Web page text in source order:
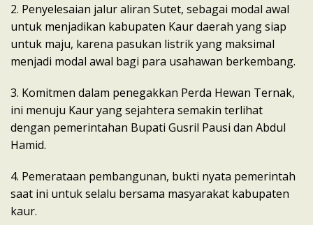
2. Penyelesaian jalur aliran Sutet, sebagai modal awal
untuk menjadikan kabupaten Kaur daerah yang siap
untuk maju, karena pasukan listrik yang maksimal
menjadi modal awal bagi para usahawan berkembang.
3. Komitmen dalam penegakkan Perda Hewan Ternak,
ini menuju Kaur yang sejahtera semakin terlihat
dengan pemerintahan Bupati Gusril Pausi dan Abdul
Hamid.
4. Pemerataan pembangunan, bukti nyata pemerintah
saat ini untuk selalu bersama masyarakat kabupaten
kaur.